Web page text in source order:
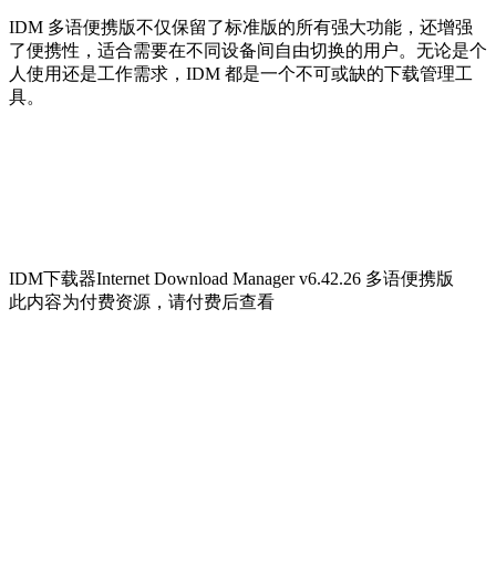
IDM 多语便携版不仅保留了标准版的所有强大功能，还增强
了便携性，适合需要在不同设备间自由切换的用户。无论是个
人使用还是工作需求，IDM 都是一个不可或缺的下载管理工
具。
IDM下载器Internet Download Manager v6.42.26 多语便携版
此内容为付费资源，请付费后查看